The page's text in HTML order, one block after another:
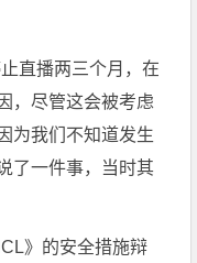
直播两三个月，在
，尽管这会被考虑
为我们不知道发生
了一件事，当时其
》的安全措施辩